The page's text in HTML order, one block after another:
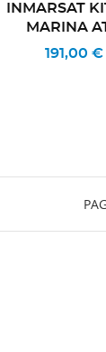
INMARSAT
MARINA
191,00 €